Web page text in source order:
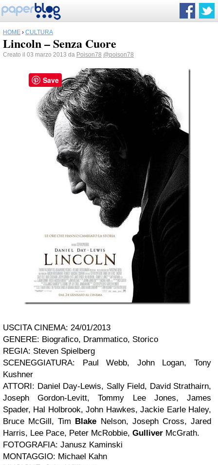
HOME › CULTURA
Lincoln – Senza Cuore
Creato il 03 marzo 2013 da Poison78 @poison78
USCITA CINEMA: 24/01/2013
GENERE: Biografico, Drammatico, Storico
REGIA: Steven Spielberg
SCENEGGIATURA: Paul Webb, John Logan, Tony
Kushner
ATTORI: Daniel Day-Lewis, Sally Field, David Strathairn,
Joseph Gordon-Levitt, Tommy Lee Jones, James
Spader, Hal Holbrook, John Hawkes, Jackie Earle Haley,
Bruce McGill, Tim Blake Nelson, Joseph Cross, Jared
Harris, Lee Pace, Peter McRobbie, Gulliver McGrath.
FOTOGRAFIA: Janusz Kaminski
MONTAGGIO: Michael Kahn
Save